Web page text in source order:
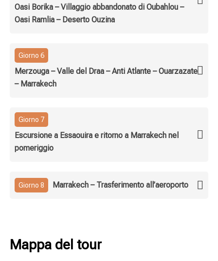
Oasi Borika – Villaggio abbandonato di Oubahlou –
Oasi Ramlia – Deserto Ouzina
Giorno 6
Merzouga – Valle del Draa – Anti Atlante – Ouarzazate
– Marrakech
Giorno 7
Escursione a Essaouira e ritorno a Marrakech nel
pomeriggio
Giorno 8 Marrakech – Trasferimento all’aeroporto
Mappa del tour